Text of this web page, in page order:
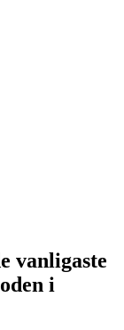
vanligaste
i